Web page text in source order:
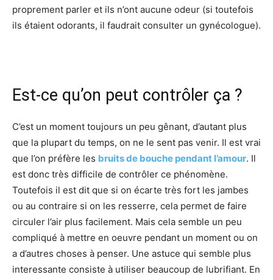
proprement parler et ils n’ont aucune odeur (si toutefois
ils étaient odorants, il faudrait consulter un gynécologue).
Est-ce qu’on peut contrôler ça ?
C’est un moment toujours un peu gênant, d’autant plus
que la plupart du temps, on ne le sent pas venir. Il est vrai
que l’on préfère les bruits de bouche pendant l’amour. Il
est donc très difficile de contrôler ce phénomène.
Toutefois il est dit que si on écarte très fort les jambes
ou au contraire si on les resserre, cela permet de faire
circuler l’air plus facilement. Mais cela semble un peu
compliqué à mettre en oeuvre pendant un moment ou on
a d’autres choses à penser. Une astuce qui semble plus
interessante consiste à utiliser beaucoup de lubrifiant. En